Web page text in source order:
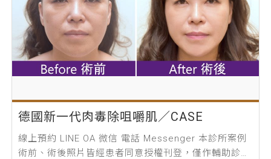
德國新一代肉毒除咀嚼肌／CASE
線上預約 LINE OA 微信 電話 Messenger 本診所案例
術前、術後照片皆經患者同意授權刊登，僅作輔助診療